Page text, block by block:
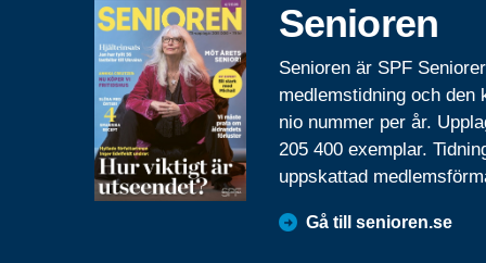
Senioren
Senioren är SPF
medlemstidning och den
nio nummer per år.
205 400 exemplar.
uppskattad
Gå till senioren.se